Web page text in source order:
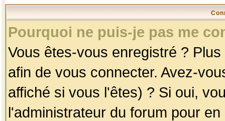
Pourquoi ne puis-je pas me
Vous êtes-vous enregistré ?
afin de vous connecter. Avez-
affiché si vous l'êtes) ? Si oui,
l'administrateur du forum pour